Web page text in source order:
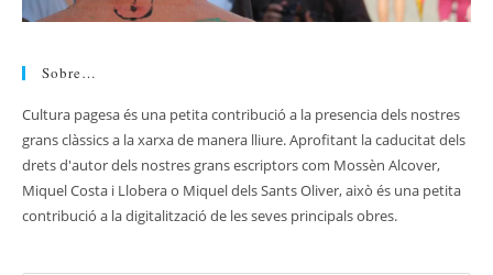
Sobre…
Cultura pagesa és una petita contribució a la presencia dels nostres
grans clàssics a la xarxa de manera lliure. Aprofitant la caducitat dels
drets d'autor dels nostres grans escriptors com Mossèn Alcover,
Miquel Costa i Llobera o Miquel dels Sants Oliver, això és una petita
contribució a la digitalització de les seves principals obres.